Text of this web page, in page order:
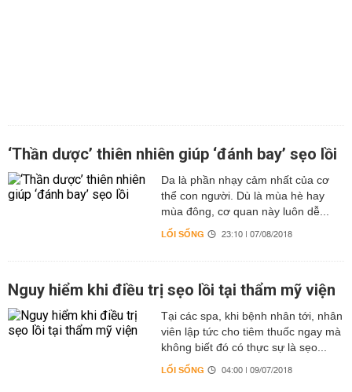
‘Thần dược’ thiên nhiên giúp ‘đánh bay’ sẹo lồi
Da là phần nhạy cảm nhất của cơ
thể con người. Dù là mùa hè hay
mùa đông, cơ quan này luôn dễ...
LỐI SỐNG 23:10 | 07/08/2018
Nguy hiểm khi điều trị sẹo lồi tại thẩm mỹ viện
Tại các spa, khi bệnh nhân tới, nhân
viên lập tức cho tiêm thuốc ngay mà
không biết đó có thực sự là sẹo...
LỐI SỐNG 04:00 | 09/07/2018